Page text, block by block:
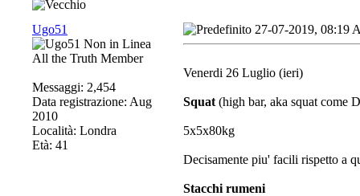
Ugo51
All the Truth Member
Messaggi: 2,454
Data registrazione: Aug
2010
Località: Londra
Età: 41
27-07-2019, 08:19
Venerdi 26 Luglio (ieri)
Squat (high bar, aka squat come
5x5x80kg
Decisamente piu' facili rispetto a
Stacchi rumeni